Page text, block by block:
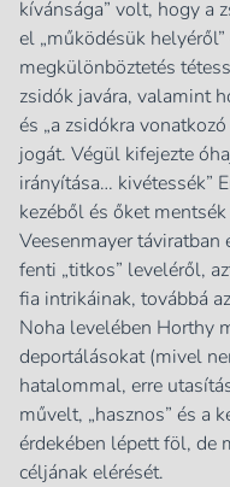
kívánsága” volt, hogy a
el „működésük
megkülönböztetés
zsidók javára, valamint
és „a zsidókra
jogát. Végül kifejezte
irányítása… kivétessék”
kezéből és őket
Veesenmayer
fenti „titkos” leveléről,
fia intrikáinak, továbbá
Noha levelében Horthy
deportálásokat (mivel
hatalommal, erre
művelt, „hasznos” és a
érdekében lépett föl, de
céljának elérését.